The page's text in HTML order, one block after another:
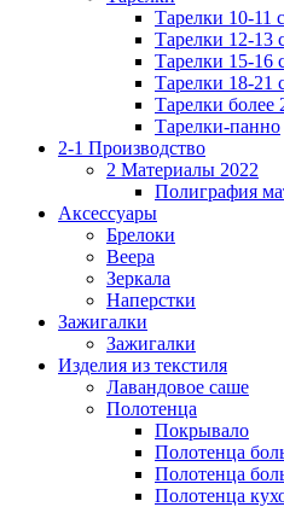
Тарелки 10-11
Тарелки 12-13
Тарелки 15-16
Тарелки 18-21
Тарелки более
Тарелки-панно
2-1 Производство
2 Материалы 2022
Полиграфия
Аксессуары
Брелоки
Веера
Зеркала
Наперстки
Зажигалки
Зажигалки
Изделия из текстиля
Лавандовое саше
Полотенца
Покрывало
Полотенца
Полотенца
Полотенца